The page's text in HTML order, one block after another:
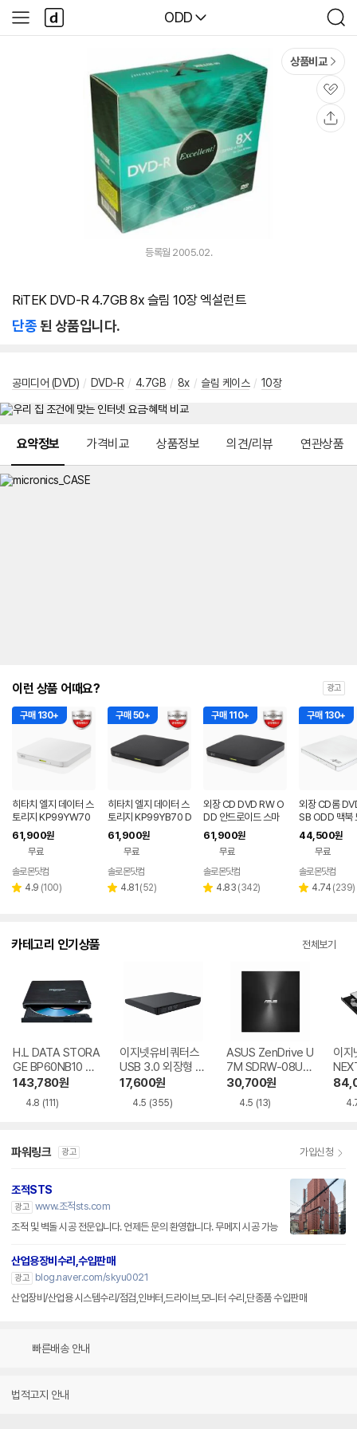
다나와
ODD
검
색
사
이
다
나
와
상품비교
관
심
등록월 2005.02.
RiTEK DVD-R 4.7GB 8x 슬림 10장 엑설런트
단종된 상품입니다.
공미디어 (DVD) / DVD-R / 4.7GB / 8x / 슬림 케이스 / 10장
요약정보 가격비교 상품정보 의견/리뷰 연관상품
이런 상품 어때요? 광고
구매 130+
히타치 엘지 데이터 스
토리지 KP99YW70
DVD 화이트 외장OD
D CD DVD 리핑 안드
로이드
61,900원
무료
페이
솔로몬닷컴
별 4.9 리
(100)
구매 50+
히타치 엘지 데이터 스
토리지 KP99YB70 D
VD 블랙 외장ODD C
D DVD 리핑 안드로이
61,900원
무료
페이
솔로몬닷컴
별 4.81 리
(52)
구매 110+
외장 CD DVD RW O
DD 안드로이드 스마
트폰 지원 USB 외장형
블랙 히타치엘지 KP9
9YB70
61,900원
무료
솔로몬닷컴
별 4.83 리
(342)
구매 130+
외장 CD롬
SB ODD 맥북
호환 화이트 히
지
44,500원
무료
페
솔로몬닷컴
별 4.74 리
(239)
카테고리 인기상품 전체보기
H.L DATA STORA
GE BP60NB10 블
루레이 외장ODD
143,780원
4.8 (111)
이지넷유비쿼터스
USB 3.0 외장형 D
VD-RW NEXT-20
0DVD-RW
17,600원
4.5 (355)
ASUS ZenDrive U
7M SDRW-08U7
M-U-B
30,700원
4.5 (13)
이지
BR
파워링크 광고 가입신청
조적STS
광고 www.조적sts.com
조적 및 벽돌 시공 전문입니다. 언제든 문의 환영합니다. 무메지 시공 가능
산업용장비수리,수입판매
광고
blog.naver.com/skyu0021
산업장비/산업용 시스템수리/점검,인버터,드라이브,모니터 수리,단종품 수입판매
빠른배송 안내
법적고지 안내